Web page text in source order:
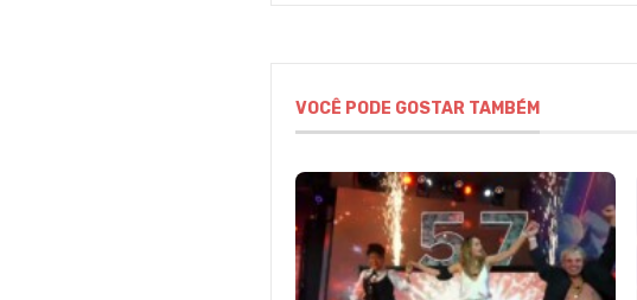
VOCÊ PODE GOSTAR TAMBÉM